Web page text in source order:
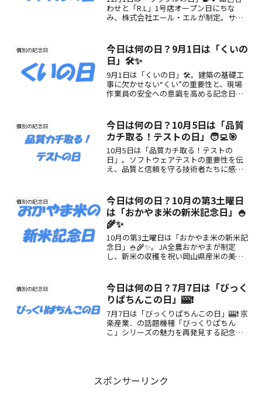
わせと「R.L」1号店オープン日にちな
み、株式会社エール・エルが制定。サク
個別の記念日
今日は何の日？9月1日は「くいの
日」🛠️✨
9月1日は「くいの日」🛠️。建築の基礎工
事に欠かせない“くい”の重要性と、現場
作業員の安全への意識を高める記念日。
個別の記念日
今日は何の日？10月5日は「品質
カチ取る！テストの日」🧑‍💻🎯
10月5日は「品質カチ取る！テストの
日」。ソフトウェアテストの重要性を伝
え、品質と信頼を守る技術者たちに感謝
個別の記念日
今日は何の日？10月の第3土曜日
は「おかやま米の新米記念日」🍚
🌾✨
10月の第3土曜日は「おかやま米の新米記
念日」🍚🌾✨。JA全農おかやまが制定
し、新米の収穫を祝い岡山県産米の美味
力や楽しみ方をご紹介。
個別の記念日
今日は何の日？7月7日は「びっく
りぱちんこの日」🎰❗
7月7日は「びっくりぱちんこの日」🎰❗ 京
楽産業．の話題機種「びっくりぱちん
こ」シリーズの魅力を再発見する記念
スポンサーリンク